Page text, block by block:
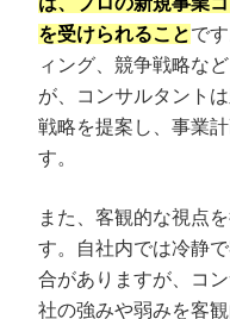
を受けられることで
ィング、競争戦略な
が、コンサルタント
戦略を提案し、事業
す。
また、客観的な視点
す。自社内では冷静
合がありますが、コ
社の強みや弱みを客